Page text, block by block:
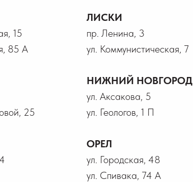
15
85 А
25
ЛИСКИ
пр. Ленина, 3
ул. Коммунистическая, 7
НИЖНИЙ НОВГОРОД
ул. Аксакова, 5
ул. Геологов, 1 П
ОРЕЛ
ул. Городская, 48
ул. Спивака, 74 А